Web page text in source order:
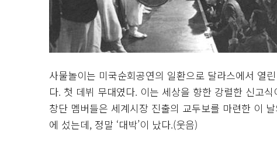
사물놀이는 미국순회공연의 일환으로 달라스에서 열
다. 첫 데뷔 무대였다. 이는 세상을 향한 강렬한 신고
창단 멤버들은 세계시장 진출의 교두보를 마련한 이
에 섰는데, 정말 ‘대박’이 났다.(웃음)